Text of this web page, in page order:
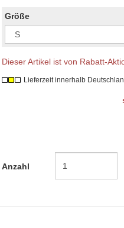
Größe
Dieser Artikel ist von Rabatt-
Lieferzeit innerhalb
Anzahl